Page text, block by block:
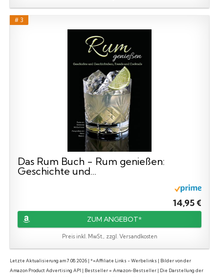
# 3
Das Rum Buch - Rum genießen:
Geschichte und...
14,95 €
ZUM ANGEBOT*
Preis inkl. MwSt., zzgl. Versandkosten
Letzte Aktualisierung am 7.08.2026 | *=Affiliate Links - Werbelinks | Bilder von der
Amazon Product Advertising API | Bestseller = Amazon-Bestseller | Die Darstellung der